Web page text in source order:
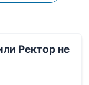
Ректор не